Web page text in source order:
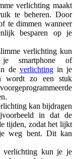
verlichting maakt
te beheren. Door
te dimmen wanneer
besparen op je
verlichting kun
smartphone of
de verlichtingin je
wordt zo een stuk
kan bijdragen
in dat de
tijden, zodat het lijkt
weg bent. Dit kan
verlichting kun je je